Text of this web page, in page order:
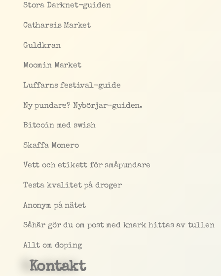
Stora Darknet-guiden
Catharsis Market
Guldkran
Moomin Market
Luffarns festival-guide
Ny pundare? Nybörjar-guiden.
Bitcoin med swish
Skaffa Monero
Vett och etikett för småpundare
Testa kvalitet på droger
Anonym på nätet
Såhär gör du om post med knark hittas av tullen
Allt om doping
Kontakt